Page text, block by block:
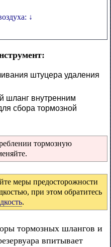
↓
штуцера удаления
шланг внутренним
сбора тормозной
тормозную
меры предосторожности
при этом обратитесь
.
тормозных шлангов и
впитывает